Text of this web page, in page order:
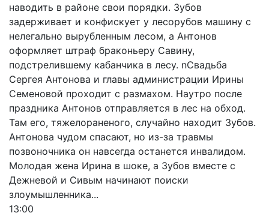
наводить в районе свои порядки. Зубов
задерживает и конфискует у лесорубов машину с
нелегально вырубленным лесом, а Антонов
оформляет штраф браконьеру Савину,
подстрелившему кабанчика в лесу. nСвадьба
Сергея Антонова и главы администрации Ирины
Семеновой проходит с размахом. Наутро после
праздника Антонов отправляется в лес на обход.
Там его, тяжелораненого, случайно находит Зубов.
Антонова чудом спасают, но из-за травмы
позвоночника он навсегда останется инвалидом.
Молодая жена Ирина в шоке, а Зубов вместе с
Дежневой и Сивым начинают поиски
злоумышленника...
13:00